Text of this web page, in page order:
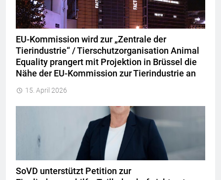
EU-Kommission wird zur „Zentrale der
Tierindustrie“ / Tierschutzorganisation Animal
Equality prangert mit Projektion in Brüssel die
Nähe der EU-Kommission zur Tierindustrie an
15. April 2026
SoVD unterstützt Petition zur